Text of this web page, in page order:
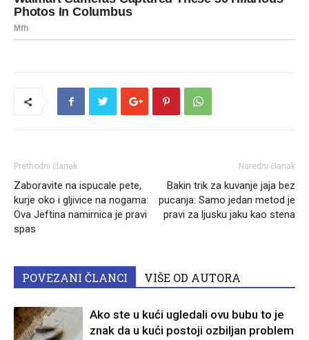
Prethodni članak
Zaboravite na ispucale pete,
kurje oko i gljivice na nogama:
Ova Jeftina namirnica je pravi
spas
Naredni članak
Bakin trik za kuvanje jaja bez
pucanja: Samo jedan metod je
pravi za ljusku jaku kao stena
POVEZANI ČLANCI VIŠE OD AUTORA
Ako ste u kući ugledali ovu bubu to je
znak da u kući postoji ozbiljan problem